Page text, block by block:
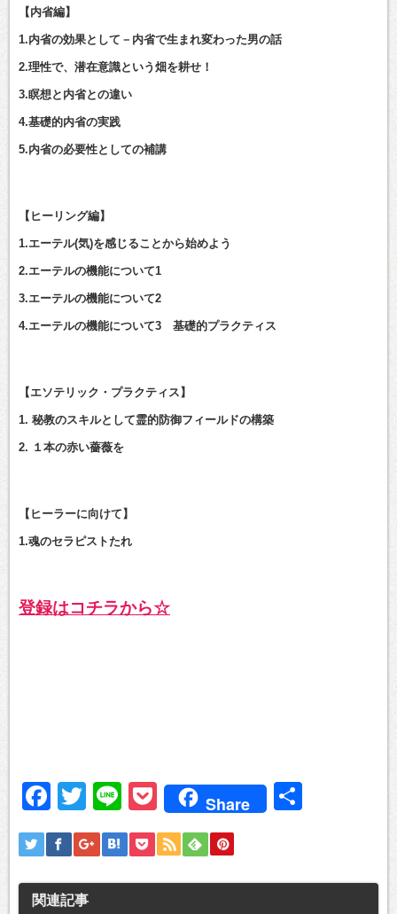
【内省編】
1.内省の効果として－内省で生まれ変わった男の話
2.理性で、潜在意識という畑を耕せ！
3.瞑想と内省との違い
4.基礎的内省の実践
5.内省の必要性としての補講
【ヒーリング編】
1.エーテル(気)を感じることから始めよう
2.エーテルの機能について1
3.エーテルの機能について2
4.エーテルの機能について3 基礎的プラクティス
【エソテリック・プラクティス】
1. 秘教のスキルとして霊的防御フィールドの構築
2. １本の赤い薔薇を
【ヒーラーに向けて】
1.魂のセラピストたれ
登録はコチラから☆
Facebook
Twitter
LinePocket
Share
関連記事